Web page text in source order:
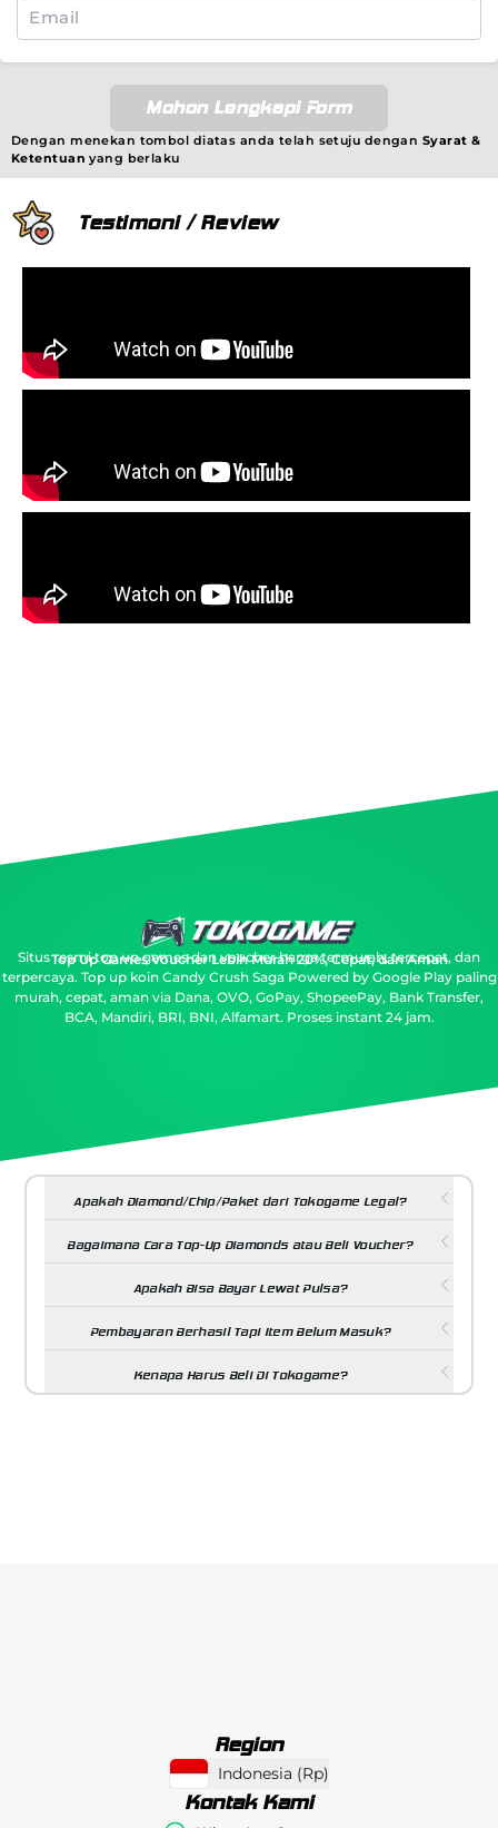
Mohon Lengkapi Form
Dengan menekan tombol diatas anda telah setuju dengan Syarat &
Ketentuan yang berlaku
Testimoni / Review
Top Up Games Voucher Lebih Murah 20%, Cepat, dan Aman
Situs resmi top up games dan voucher harga termurah, tercepat, dan
terpercaya. Top up koin Candy Crush Saga Powered by Google Play paling
murah, cepat, aman via Dana, OVO, GoPay, ShopeePay, Bank Transfer,
BCA, Mandiri, BRI, BNI, Alfamart. Proses instant 24 jam.
Apakah Diamond/Chip/Paket dari Tokogame Legal?
Bagaimana Cara Top-Up Diamonds atau Beli Voucher?
Apakah Bisa Bayar Lewat Pulsa?
Pembayaran Berhasil Tapi Item Belum Masuk?
Kenapa Harus Beli Di Tokogame?
Region
Indonesia (Rp)
Kontak Kami